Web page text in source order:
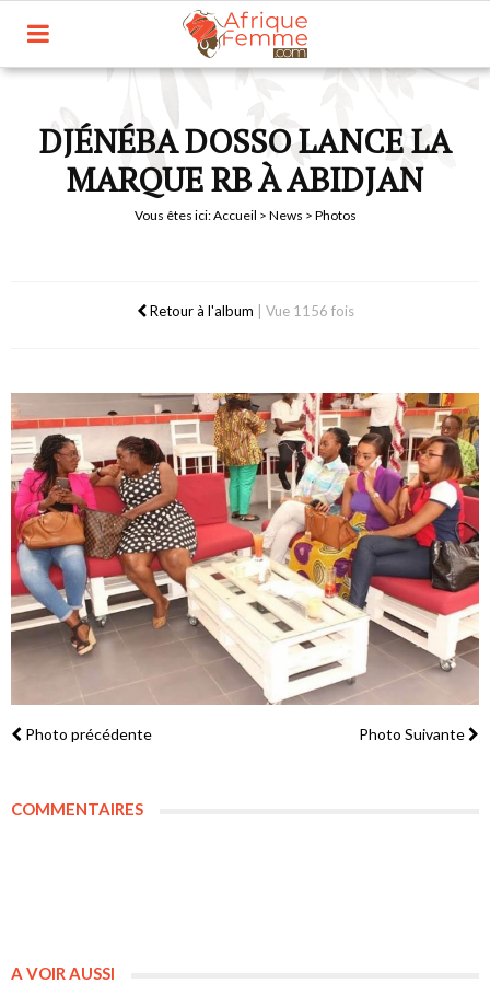
DJÉNÉBA DOSSO LANCE LA
MARQUE RB À ABIDJAN
Vous êtes ici:Accueil > News > Photos
Retour à l'album Vue 1156 fois
Photo précédente Photo Suivante
COMMENTAIRES
A VOIR AUSSI